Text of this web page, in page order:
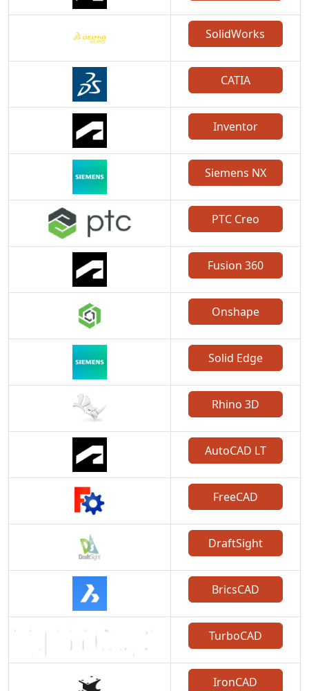
SolidWorks
CATIA
Inventor
Siemens NX
PTC Creo
Fusion 360
Onshape
Solid Edge
Rhino 3D
AutoCAD LT
FreeCAD
DraftSight
BricsCAD
TurboCAD
IronCAD